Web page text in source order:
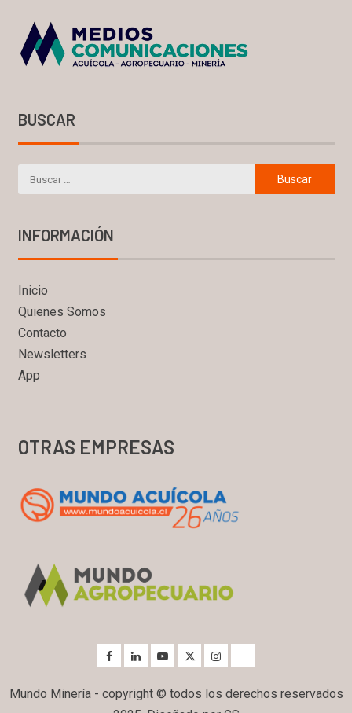
BUSCAR
INFORMACIÓN
Inicio
Quienes Somos
Contacto
Newsletters
App
OTRAS EMPRESAS
Mundo Minería - copyright © todos los derechos reservados